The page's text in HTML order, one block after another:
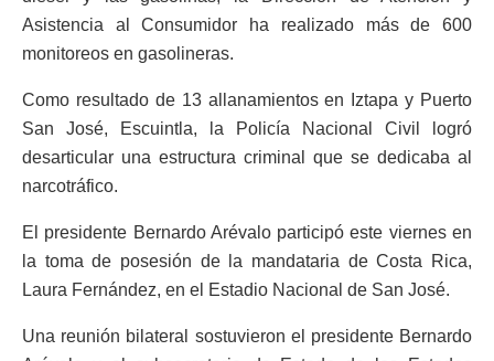
Asistencia al Consumidor ha realizado más de 600
monitoreos en gasolineras.
Como resultado de 13 allanamientos en Iztapa y Puerto
San José, Escuintla, la Policía Nacional Civil logró
desarticular una estructura criminal que se dedicaba al
narcotráfico.
El presidente Bernardo Arévalo participó este viernes en
la toma de posesión de la mandataria de Costa Rica,
Laura Fernández, en el Estadio Nacional de San José.
Una reunión bilateral sostuvieron el presidente Bernardo